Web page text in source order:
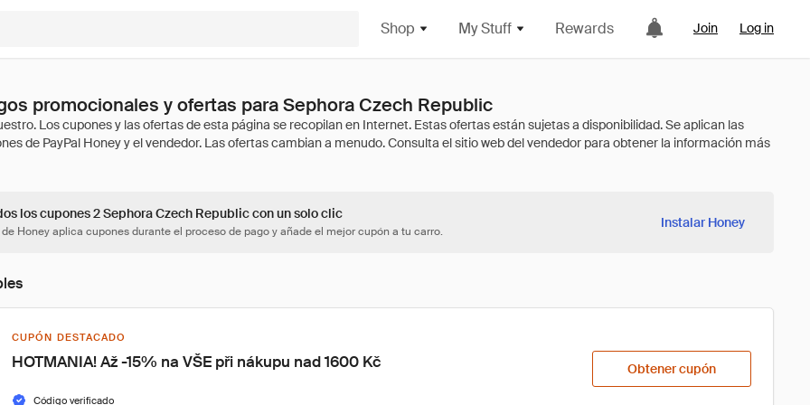
Shop My Stuff Rewards Join Log in
promocionales y ofertas para Sephora Czech Republic
los cupones 2 Sephora Czech Republic con un solo clic
Honey aplica cupones durante el proceso de pago y añade el mejor cupón a tu carro.
Instalar Honey
CUPÓN DESTACADO
HOTMANIA! Až -15% na VŠE při nákupu nad 1600 Kč
Código verificado
Obtener cupón